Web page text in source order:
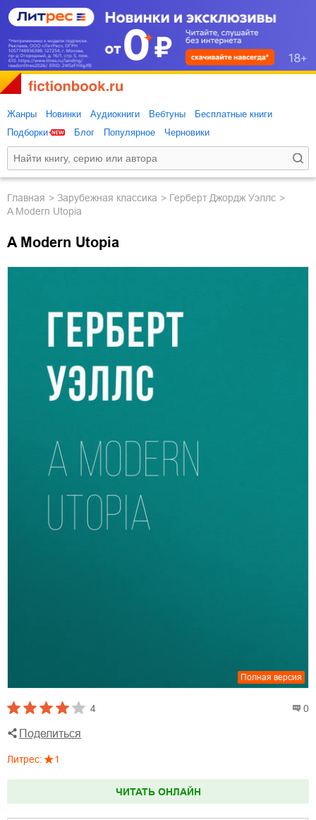
Жанры Новинки Аудиокниги Вебтуны
Бесплатные книги
Подборки
Блог Популярное Черновики
Главная зарубежная классика
Герберт Джордж Уэллс
A Modern Utopia
A Modern Utopia
Полная версия
4 0
Поделиться
Литрес: 1
ЧИТАТЬ ОНЛАЙН